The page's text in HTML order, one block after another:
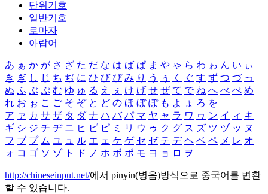
단위기호
일반기호
로마자
아랍어
あ ぁ か が さ ざ た だ な は ば ぱ ま や ゃ ら わ ゎ ん い ぃ
き ぎ し じ ち ぢ に ひ び ぴ み り う ぅ く ぐ す ず つ づ っ
ぬ ふ ぶ ぷ む ゆ ゅ る え ぇ け げ せ ぜ て で ね へ べ ぺ め
れ お ぉ こ ご そ ぞ と ど の ほ ぼ ぽ も よ ょ ろ を
ア ァ カ サ ザ タ ダ ナ ハ バ パ マ ヤ ャ ラ ワ ヮ ン イ ィ キ
ギ シ ジ チ ヂ ニ ヒ ビ ピ ミ リ ウ ゥ ク グ ス ズ ツ ヅ ッ ヌ
フ ブ プ ム ユ ュ ル エ ェ ケ ゲ セ ゼ テ デ ヘ ベ ペ メ レ オ
ォ コ ゴ ソ ゾ ト ド ノ ホ ボ ポ モ ヨ ョ ロ ヲ ―
http://chineseinput.net/에서 pinyin(병음)방식으로 중국어를 변환
할 수 있습니다.